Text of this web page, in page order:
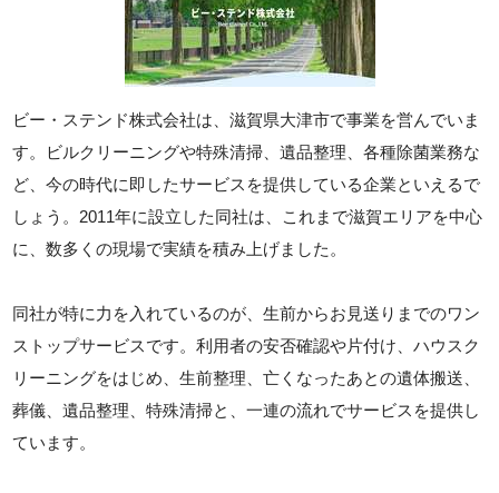
ビー・ステンド株式会社は、滋賀県大津市で事業を営んでいま
す。ビルクリーニングや特殊清掃、遺品整理、各種除菌業務な
ど、今の時代に即したサービスを提供している企業といえるで
しょう。2011年に設立した同社は、これまで滋賀エリアを中心
に、数多くの現場で実績を積み上げました。
同社が特に力を入れているのが、生前からお見送りまでのワン
ストップサービスです。利用者の安否確認や片付け、ハウスク
リーニングをはじめ、生前整理、亡くなったあとの遺体搬送、
葬儀、遺品整理、特殊清掃と、一連の流れでサービスを提供し
ています。